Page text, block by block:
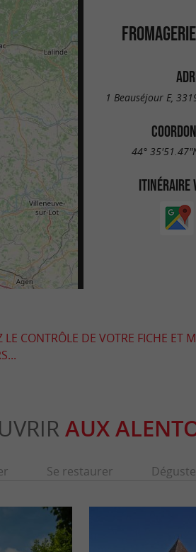
1 Beauséjour E,
44°
ITINÉRAIRE
CONTRÔLE DE VOTRE FICHE ET
AUX
Se restaurer